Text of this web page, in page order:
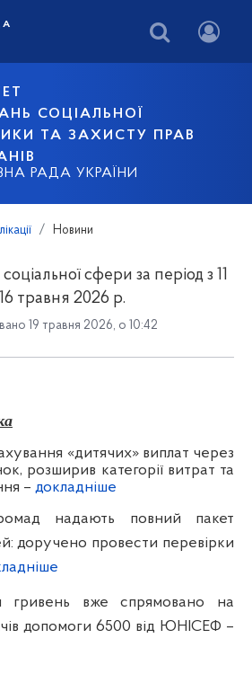
СОЦІАЛЬНОЇ
ТА ЗАХИСТУ ПРАВ
РАДА УКРАЇНИ
Новини
сфери за період з 11
травня 2026 р.
19 травня 2026, о 10:42
«дитячих» виплат через
розширив категорії витрат та
– докладніше
надають повний пакет
доручено провести перевірки
вже спрямовано на
допомоги 6500 від ЮНІСЕФ –